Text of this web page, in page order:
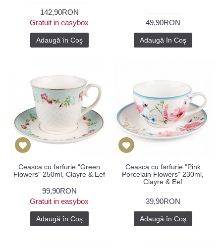
142,90RON
Gratuit in easybox
Adaugă în Coş
49,90RON
Adaugă în Coş
Ceasca cu farfurie "Green
Flowers" 250ml, Clayre & Eef
99,90RON
Gratuit in easybox
Adaugă în Coş
Ceasca cu farfurie "Pink
Porcelain Flowers" 230ml,
Clayre & Eef
39,90RON
Adaugă în Coş